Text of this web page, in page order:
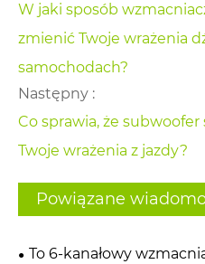
W jaki sposób
zmienić Twoje wrażenia
samochodach?
Następny :
Co sprawia, że
Twoje wrażenia z jazdy?
Powiązane
To 6-kanałowy